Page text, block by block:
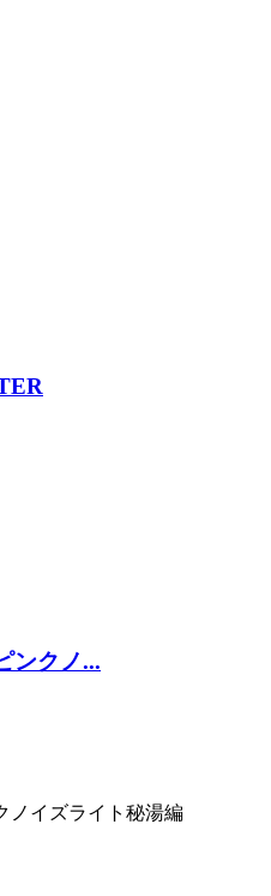
ンクノ...
ノイズライト秘湯編